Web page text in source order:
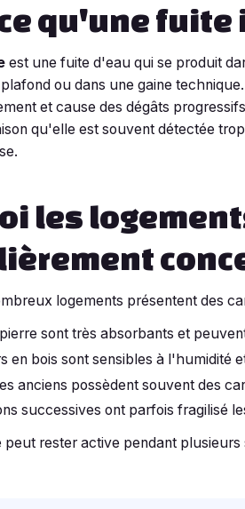
qu'une fuite
est une fuite d'eau qui se produit
ou dans une gaine
et cause des dégâts
qu'elle est souvent détectée
les
logements présentent des
sont très absorbants et
en bois sont sensibles à l'humidité
anciens possèdent souvent des
successives ont parfois fragilisé
peut rester active pendant